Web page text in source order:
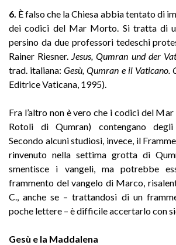
6. È falso che la Chiesa abbia tentato di
dei codici del Mar Morto. Si tratta di
persino da due professori tedeschi
Rainer Riesner. Jesus, Qumran und der
trad. italiana:Gesù, Qumran e il Vaticano.
Editrice Vaticana, 1995).
Fra l’altro non è vero che i codici del
Rotoli di Qumran) contengano
Secondo alcuni studiosi, invece, il
rinvenuto nella settima grotta di
smentisce i vangeli, ma potrebbe
frammento del vangelo di Marco,
C., anche se – trattandosi di un
poche lettere – è difficile accertarlo con
Gesù e la Maddalena